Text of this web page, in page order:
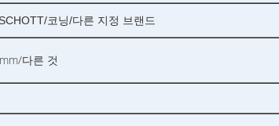
코닝/다른 지정 브랜드
다른 것